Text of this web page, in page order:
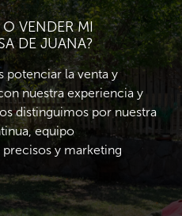
O VENDER MI
DE JUANA?
potenciar la venta y
nuestra experiencia y
distinguimos por nuestra
equipo
y marketing